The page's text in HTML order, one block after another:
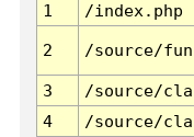
1
/index.php
2 /source/
3 /source/
4
/source/